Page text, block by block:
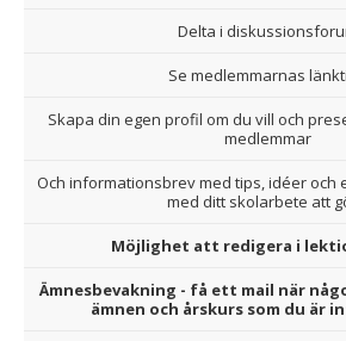
Delta i
Se medlemmarnas
Skapa din egen profil om du vill och
medlemmar
Och informationsbrev med tips, idéer och
med ditt skolarbete att
Möjlighet att redigera i
Ämnesbevakning - få ett mail när
ämnen och årskurs som du är